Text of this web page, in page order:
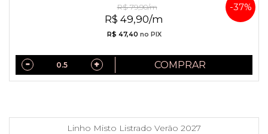
R$ 49,90/m
R$ 79,90/m -37%
R$ 47,40 no PIX
COMPRAR
Linho Misto Listrado Verão 2027